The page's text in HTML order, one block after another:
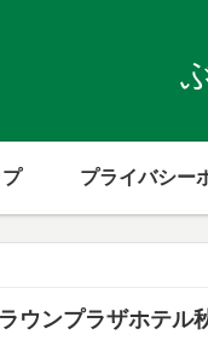
プライバシー
ウンプラザホテル